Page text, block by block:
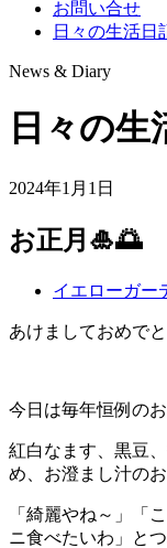
お問い合せ
日々の生活日
News & Diary
日々の生
2024年1月1日
お正月🎍🌅
イエローガー
あけましておめで
今日は毎年恒例の
紅白なます、黒豆
め、お澄まし汁の
「綺麗やね～」「
ニ食べたいわ」と